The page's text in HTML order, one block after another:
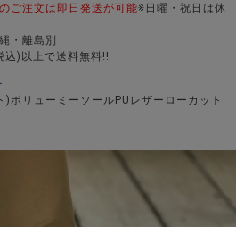
ご注文は即日発送が可能※日曜・祝日は休
・離島別
)以上で送料無料!!
リューミーソールPUレザーローカット